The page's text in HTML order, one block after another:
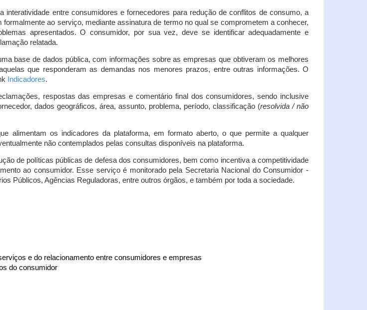
entre consumidores e fornecedores para redução de conflitos de consumo, a
ao serviço, mediante assinatura de termo no qual se comprometem a conhecer,
apresentados. O consumidor, por sua vez, deve se identificar adequadamente e
relatada.
base de dados pública, com informações sobre as empresas que obtiveram os melhores
que responderam as demandas nos menores prazos, entre outras informações. O
Indicadores.
respostas das empresas e comentário final dos consumidores, sendo inclusive
dados geográficos, área, assunto, problema, período, classificação (resolvida / não
alimentam os indicadores da plataforma, em formato aberto, o que permite a qualquer
não contemplados pelas consultas disponíveis na plataforma.
de políticas públicas de defesa dos consumidores, bem como incentiva a competitividade
ao consumidor. Esse serviço é monitorado pela Secretaria Nacional do Consumidor -
Públicos, Agências Reguladoras, entre outros órgãos, e também por toda a sociedade.
e do relacionamento entre consumidores e empresas
do consumidor